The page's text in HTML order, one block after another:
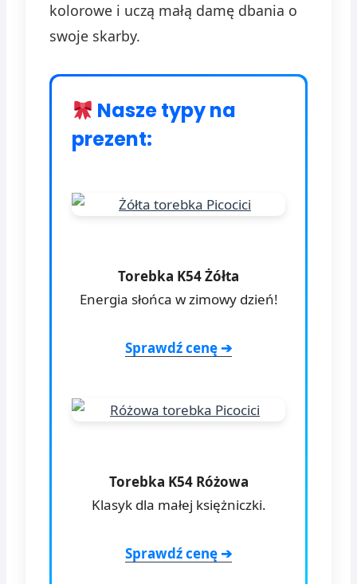
kolorowe i uczą małą damę dbania o
swoje skarby.
Nasze typy na
prezent:
Torebka K54 Żółta
Energia słońca w zimowy dzień!
Sprawdź cenę ➔
Torebka K54 Różowa
Klasyk dla małej księżniczki.
Sprawdź cenę ➔